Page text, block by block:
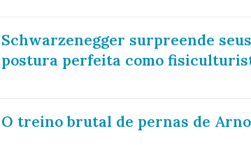
Schwarzenegger surpreende
postura perfeita como
O treino brutal de pernas de